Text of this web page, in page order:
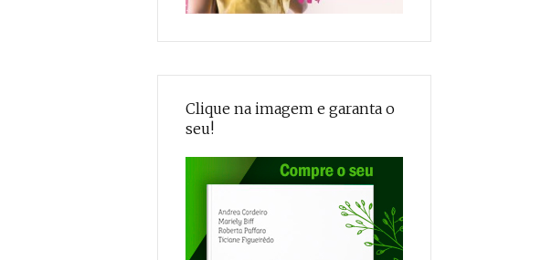
Clique na imagem e garanta o
seu!